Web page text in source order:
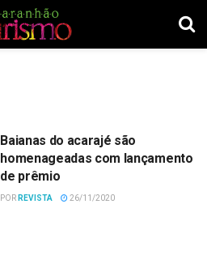
Baianas do acarajé são
homenageadas com lançamento
de prêmio
POR REVISTA 26/11/2020